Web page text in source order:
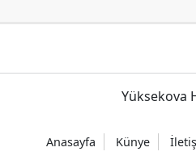
Yüksekova
Anasayfa Künye